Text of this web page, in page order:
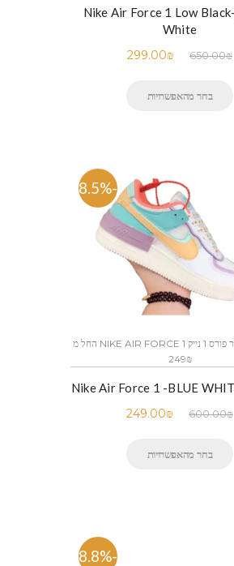
נעלי נייק-Nike Air Force 1 Low Black
White
650.00₪
299.00₪
בחר מהאפשרויות
-58.5%
כל הדגמים אייר פורס 1 נייק NIKE AIR FORCE 1 החל מ
249₪
600.00₪
249.00₪
בחר מהאפשרויות
-48.8%